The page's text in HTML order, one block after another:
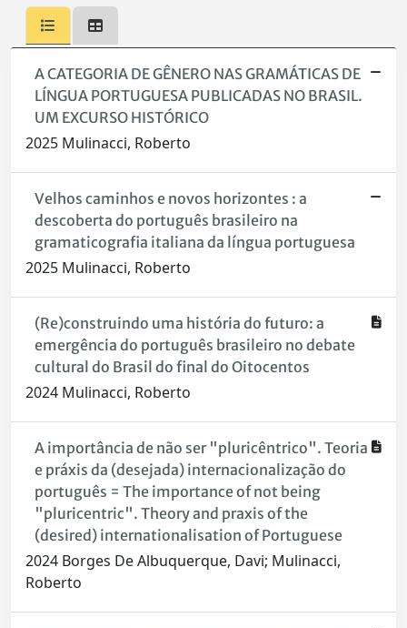
A CATEGORIA DE GÊNERO NAS GRAMÁTICAS DE
LÍNGUA PORTUGUESA PUBLICADAS NO BRASIL.
UM EXCURSO HISTÓRICO
2025 Mulinacci, Roberto
Velhos caminhos e novos horizontes : a
descoberta do português brasileiro na
gramaticografia italiana da língua portuguesa
2025 Mulinacci, Roberto
(Re)construindo uma história do futuro: a
emergência do português brasileiro no debate
cultural do Brasil do final do Oitocentos
2024 Mulinacci, Roberto
A importância de não ser "pluricêntrico". Teoria
e práxis da (desejada) internacionalização do
português = The importance of not being
"pluricentric". Theory and praxis of the
(desired) internationalisation of Portuguese
2024 Borges De Albuquerque, Davi; Mulinacci,
Roberto